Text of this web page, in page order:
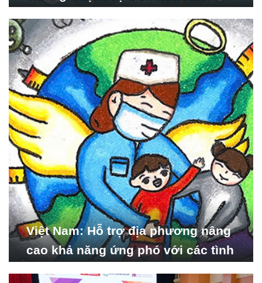
Nghiên cứu Phát triển Xã
hội_ISDS)
Việt Nam: Hỗ trợ địa phương nâng
cao khả năng ứng phó với các tình